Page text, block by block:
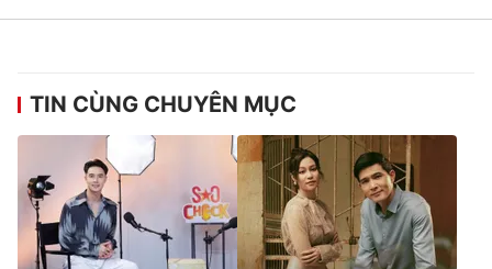
TIN CÙNG CHUYÊN MỤC